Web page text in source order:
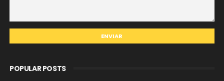
POPULAR POSTS